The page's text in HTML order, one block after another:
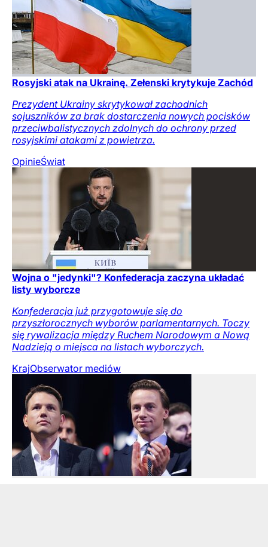
Rosyjski atak na Ukrainę. Zełenski krytykuje Zachód
Prezydent Ukrainy skrytykował zachodnich
sojuszników za brak dostarczenia nowych pocisków
przeciwbalistycznych zdolnych do ochrony przed
rosyjskimi atakami z powietrza.
OpinieŚwiat
Wojna o "jedynki"? Konfederacja zaczyna układać
listy wyborcze
Konfederacja już przygotowuje się do
przyszłorocznych wyborów parlamentarnych. Toczy
się rywalizacja między Ruchem Narodowym a Nową
Nadzieją o miejsca na listach wyborczych.
KrajObserwator mediów